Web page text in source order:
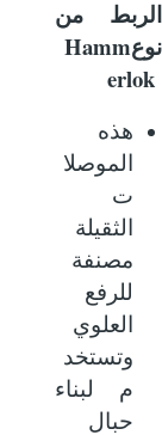
من
Hamm
هذه
الموصلا
الثقيلة
مصنفة
للرفع
العلوي
وتستخد
م لبناء
حبال